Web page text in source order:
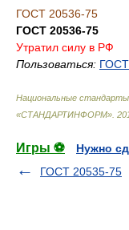
ГОСТ 20536-75
ГОСТ 20536-75
Утратил силу в РФ
Пользоваться:
Национальные
«СТАНДАРТИНФОРМ»
Игры ⚽
Нужно
ГОСТ 20535-75